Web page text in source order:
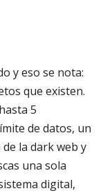
y eso se nota:
que existen.
5
de datos, un
la dark web y
una sola
digital,